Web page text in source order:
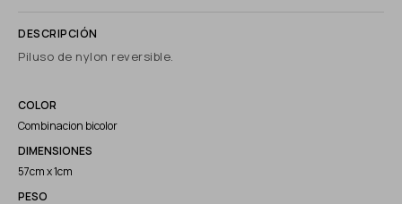
Piluso de nylon reversible.
COLOR
Combinacion bicolor
DIMENSIONES
57cm x 1cm
PESO